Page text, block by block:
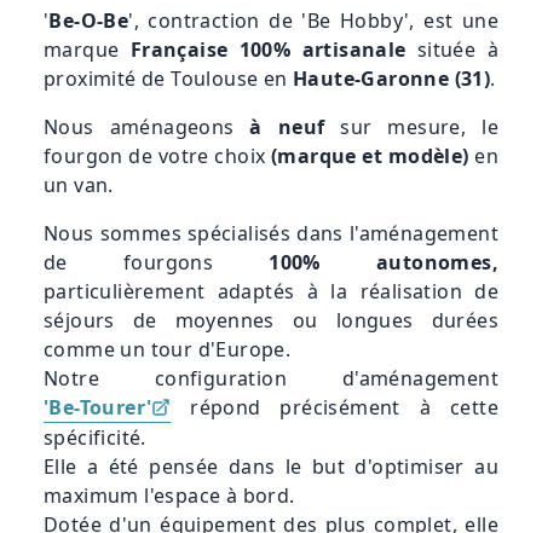
'Be-O-Be', contraction de 'Be Hobby', est une
marque Française 100% artisanale située à
proximité de Toulouse en Haute-Garonne (31).
Nous aménageonsà neufsur mesure, le
fourgon de votre choix (marque et modèle) en
un van.
Nous sommes spécialisés dans l'aménagement
de fourgons 100% autonomes,
particulièrement adaptés à la réalisation de
séjours de moyennes ou longues durées
comme un tour d'Europe.
Notre configuration d'aménagement
'Be-Tourer'
répond précisément à cette
spécificité.
Elle a été pensée dans le but d'optimiser au
maximum l'espace à bord.
Dotée d'un équipement des plus complet, elle